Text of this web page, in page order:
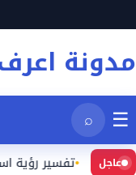
إلى
المحتوى
مدونة
☰
⌕
عاجلتفسير رؤية اسم